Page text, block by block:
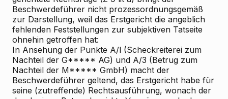
Beschwerdeführer nicht prozessordnungsgemäß
zur Darstellung, weil das Erstgericht die angeblich
fehlenden Feststellungen zur subjektiven Tatseite
ohnehin getroffen hat:
In Ansehung der Punkte A/l (Scheckreiterei zum
Nachteil der G***** AG) und A/3 (Betrug zum
Nachteil der M***** GmbH) macht der
Beschwerdeführer geltend, das Erstgericht habe für
seine (zutreffende) Rechtsausführung, wonach der